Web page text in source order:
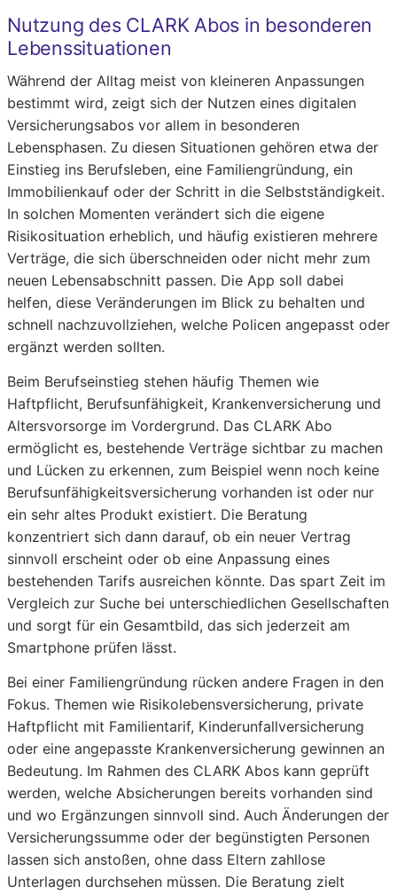
Nutzung des CLARK Abos in besonderen
Lebenssituationen
Während der Alltag meist von kleineren Anpassungen
bestimmt wird, zeigt sich der Nutzen eines digitalen
Versicherungsabos vor allem in besonderen
Lebensphasen. Zu diesen Situationen gehören etwa der
Einstieg ins Berufsleben, eine Familiengründung, ein
Immobilienkauf oder der Schritt in die Selbstständigkeit.
In solchen Momenten verändert sich die eigene
Risikosituation erheblich, und häufig existieren mehrere
Verträge, die sich überschneiden oder nicht mehr zum
neuen Lebensabschnitt passen. Die App soll dabei
helfen, diese Veränderungen im Blick zu behalten und
schnell nachzuvollziehen, welche Policen angepasst oder
ergänzt werden sollten.
Beim Berufseinstieg stehen häufig Themen wie
Haftpflicht, Berufsunfähigkeit, Krankenversicherung und
Altersvorsorge im Vordergrund. Das CLARK Abo
ermöglicht es, bestehende Verträge sichtbar zu machen
und Lücken zu erkennen, zum Beispiel wenn noch keine
Berufsunfähigkeitsversicherung vorhanden ist oder nur
ein sehr altes Produkt existiert. Die Beratung
konzentriert sich dann darauf, ob ein neuer Vertrag
sinnvoll erscheint oder ob eine Anpassung eines
bestehenden Tarifs ausreichen könnte. Das spart Zeit im
Vergleich zur Suche bei unterschiedlichen Gesellschaften
und sorgt für ein Gesamtbild, das sich jederzeit am
Smartphone prüfen lässt.
Bei einer Familiengründung rücken andere Fragen in den
Fokus. Themen wie Risikolebensversicherung, private
Haftpflicht mit Familientarif, Kinderunfallversicherung
oder eine angepasste Krankenversicherung gewinnen an
Bedeutung. Im Rahmen des CLARK Abos kann geprüft
werden, welche Absicherungen bereits vorhanden sind
und wo Ergänzungen sinnvoll sind. Auch Änderungen der
Versicherungssumme oder der begünstigten Personen
lassen sich anstoßen, ohne dass Eltern zahllose
Unterlagen durchsehen müssen. Die Beratung zielt